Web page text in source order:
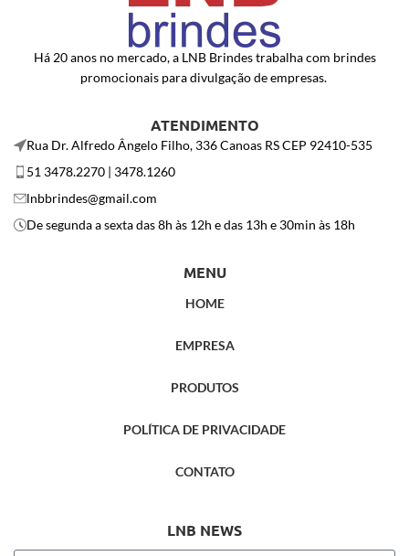
Há 20 anos no mercado, a LNB Brindes trabalha com brindes
promocionais para divulgação de empresas.
ATENDIMENTO
Rua Dr. Alfredo Ângelo Filho, 336 Canoas RS CEP 92410-535
51 3478.2270 | 3478.1260
lnbbrindes@gmail.com
De segunda a sexta das 8h às 12h e das 13h e 30min às 18h
MENU
HOME
EMPRESA
PRODUTOS
POLÍTICA DE PRIVACIDADE
CONTATO
LNB NEWS